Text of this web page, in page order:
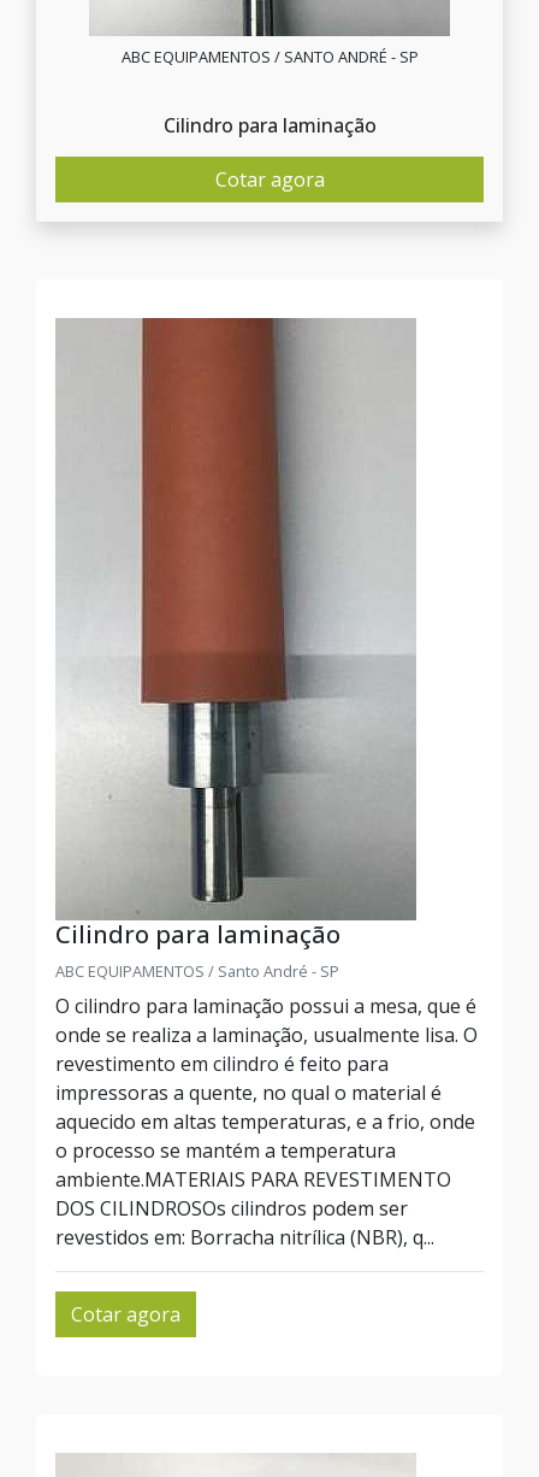
ABC EQUIPAMENTOS / SANTO ANDRÉ - SP
Cilindro para laminação
Cotar agora
Cilindro para laminação
ABC EQUIPAMENTOS / Santo André - SP
O cilindro para laminação possui a mesa, que é
onde se realiza a laminação, usualmente lisa. O
revestimento em cilindro é feito para
impressoras a quente, no qual o material é
aquecido em altas temperaturas, e a frio, onde
o processo se mantém a temperatura
ambiente.MATERIAIS PARA REVESTIMENTO
DOS CILINDROSOs cilindros podem ser
revestidos em: Borracha nitrílica (NBR), q...
Cotar agora